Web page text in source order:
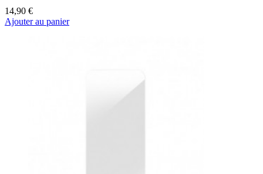
14,90 €
Ajouter au panier